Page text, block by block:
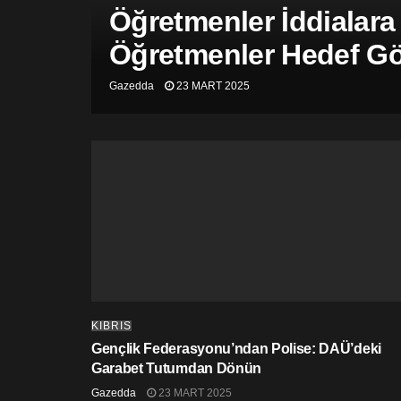
Öğretmenler
Öğretmenler Hedef
Gazedda 23 MART 2025
KIBRIS
Gençlik Federasyonu’ndan Polise: DAÜ’deki
Garabet Tutumdan Dönün
Gazedda 23 MART 2025